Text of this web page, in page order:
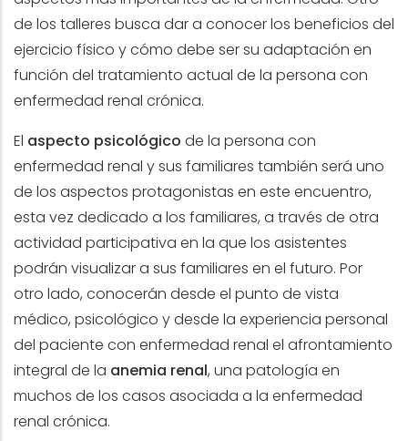
de los talleres busca dar a conocer los beneficios del
ejercicio físico y cómo debe ser su adaptación en
función del tratamiento actual de la persona con
enfermedad renal crónica.
El aspecto psicológico de la persona con
enfermedad renal y sus familiares también será uno
de los aspectos protagonistas en este encuentro,
esta vez dedicado a los familiares, a través de otra
actividad participativa en la que los asistentes
podrán visualizar a sus familiares en el futuro. Por
otro lado, conocerán desde el punto de vista
médico, psicológico y desde la experiencia personal
del paciente con enfermedad renal el afrontamiento
integral de la anemia renal, una patología en
muchos de los casos asociada a la enfermedad
renal crónica.